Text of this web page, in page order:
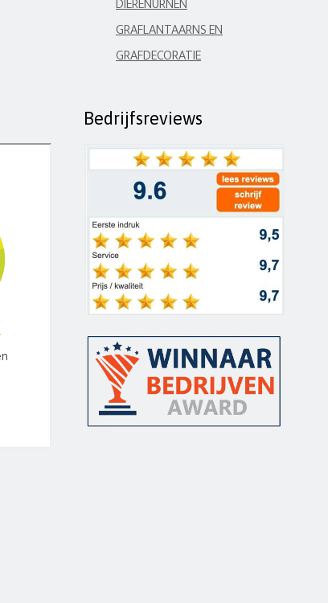
DIERENURNEN
GRAFLANTAARNS EN
GRAFDECORATIE
Bedrijfsreviews